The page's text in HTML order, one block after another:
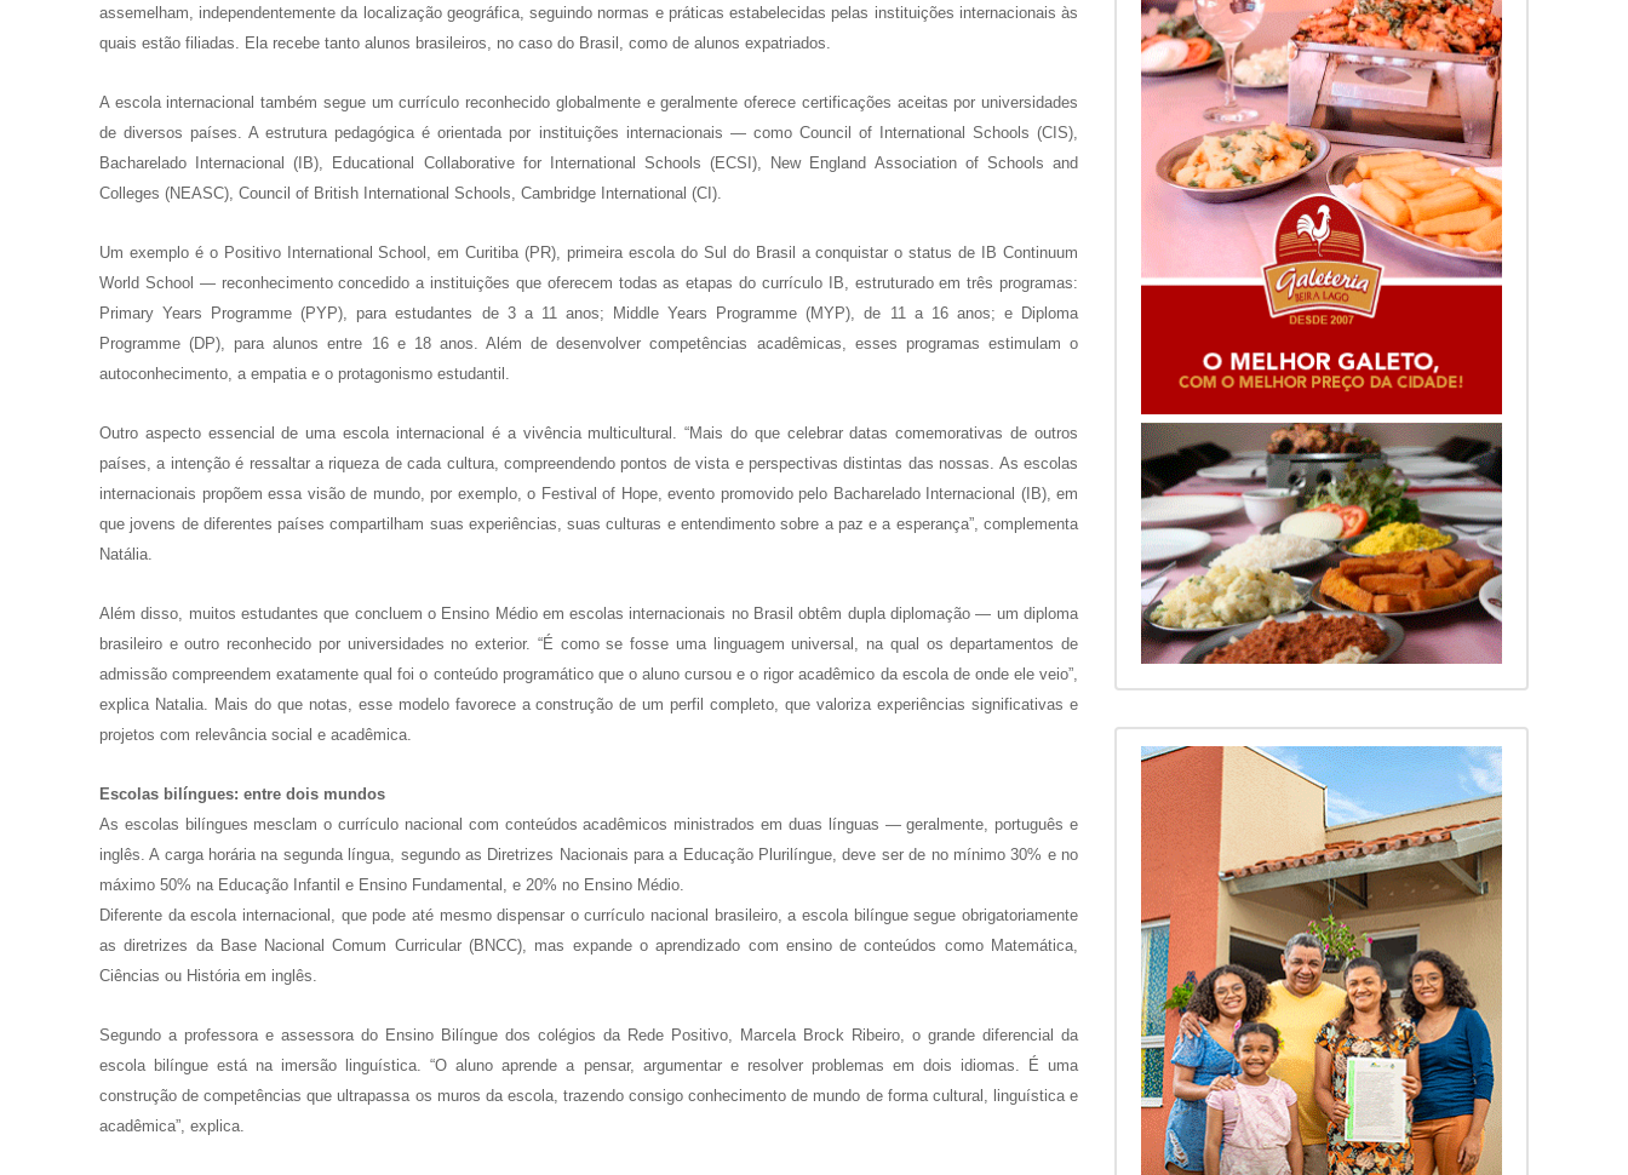
assemelham, independentemente da localização geográfica, seguindo normas e práticas estabelecidas pelas instituições internacionais às
quais estão filiadas. Ela recebe tanto alunos brasileiros, no caso do Brasil, como de alunos expatriados.
A escola internacional também segue um currículo reconhecido globalmente e geralmente oferece certificações aceitas por universidades
de diversos países. A estrutura pedagógica é orientada por instituições internacionais — como Council of International Schools (CIS),
Bacharelado Internacional (IB), Educational Collaborative for International Schools (ECSI), New England Association of Schools and
Colleges (NEASC), Council of British International Schools, Cambridge International (CI).
Um exemplo é o Positivo International School, em Curitiba (PR), primeira escola do Sul do Brasil a conquistar o status de IB Continuum
World School — reconhecimento concedido a instituições que oferecem todas as etapas do currículo IB, estruturado em três programas:
Primary Years Programme (PYP), para estudantes de 3 a 11 anos; Middle Years Programme (MYP), de 11 a 16 anos; e Diploma
Programme (DP), para alunos entre 16 e 18 anos. Além de desenvolver competências acadêmicas, esses programas estimulam o
autoconhecimento, a empatia e o protagonismo estudantil.
Outro aspecto essencial de uma escola internacional é a vivência multicultural. “Mais do que celebrar datas comemorativas de outros
países, a intenção é ressaltar a riqueza de cada cultura, compreendendo pontos de vista e perspectivas distintas das nossas. As escolas
internacionais propõem essa visão de mundo, por exemplo, o Festival of Hope, evento promovido pelo Bacharelado Internacional (IB), em
que jovens de diferentes países compartilham suas experiências, suas culturas e entendimento sobre a paz e a esperança”, complementa
Natália.
Além disso, muitos estudantes que concluem o Ensino Médio em escolas internacionais no Brasil obtêm dupla diplomação — um diploma
brasileiro e outro reconhecido por universidades no exterior. “É como se fosse uma linguagem universal, na qual os departamentos de
admissão compreendem exatamente qual foi o conteúdo programático que o aluno cursou e o rigor acadêmico da escola de onde ele veio”,
explica Natalia. Mais do que notas, esse modelo favorece a construção de um perfil completo, que valoriza experiências significativas e
projetos com relevância social e acadêmica.
Escolas bilíngues: entre dois mundos
As escolas bilíngues mesclam o currículo nacional com conteúdos acadêmicos ministrados em duas línguas — geralmente, português e
inglês. A carga horária na segunda língua, segundo as Diretrizes Nacionais para a Educação Plurilíngue, deve ser de no mínimo 30% e no
máximo 50% na Educação Infantil e Ensino Fundamental, e 20% no Ensino Médio.
Diferente da escola internacional, que pode até mesmo dispensar o currículo nacional brasileiro, a escola bilíngue segue obrigatoriamente
as diretrizes da Base Nacional Comum Curricular (BNCC), mas expande o aprendizado com ensino de conteúdos como Matemática,
Ciências ou História em inglês.
Segundo a professora e assessora do Ensino Bilíngue dos colégios da Rede Positivo, Marcela Brock Ribeiro, o grande diferencial da
escola bilíngue está na imersão linguística. “O aluno aprende a pensar, argumentar e resolver problemas em dois idiomas. É uma
construção de competências que ultrapassa os muros da escola, trazendo consigo conhecimento de mundo de forma cultural, linguística e
acadêmica”, explica.